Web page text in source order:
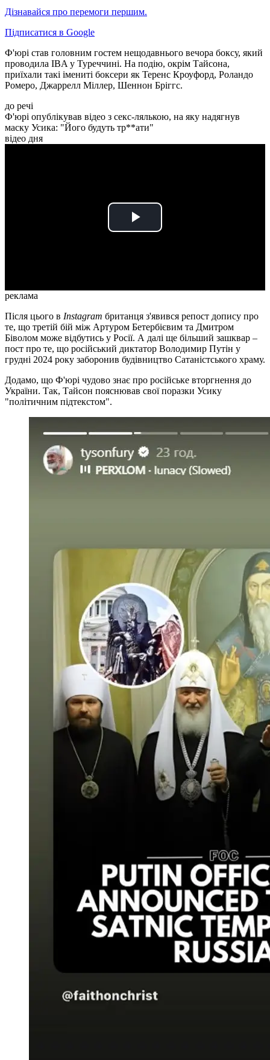
Дізнавайся про перемоги першим.
Підписатися в Google
Ф'юрі став головним гостем нещодавнього вечора боксу, який
проводила IBA у Туреччині. На подію, окрім Тайсона,
приїхали такі імениті боксери як Теренс Кроуфорд, Роландо
Ромеро, Джаррелл Міллер, Шеннон Бріггс.
до речі
Ф'юрі опублікував відео з секс-лялькою, на яку надягнув
маску Усика: "Його будуть тр**ати"
відео дня
Play
реклама
Після цього в Instagram британця з'явився репост допису про
те, що третій бій між Артуром Бетербієвим та Дмитром
Біволом може відбутись у Росії. А далі ще більший зашквар –
пост про те, що російський диктатор Володимир Путін у
грудні 2024 року заборонив будівництво Сатаністського храму.
Додамо, що Ф'юрі чудово знає про російське вторгнення до
України. Так, Тайсон пояснював свої поразки Усику
"політичним підтекстом".